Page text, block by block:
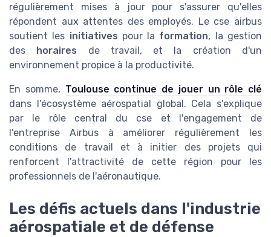
régulièrement mises à jour pour s'assurer qu'elles
répondent aux attentes des employés. Le cse airbus
soutient les initiatives pour la formation, la gestion
des horaires de travail, et la création d'un
environnement propice à la productivité.
En somme, Toulouse continue de jouer un rôle clé
dans l'écosystème aérospatial global. Cela s'explique
par le rôle central du cse et l'engagement de
l'entreprise Airbus à améliorer régulièrement les
conditions de travail et à initier des projets qui
renforcent l'attractivité de cette région pour les
professionnels de l'aéronautique.
Les défis actuels dans l'industrie
aérospatiale et de défense